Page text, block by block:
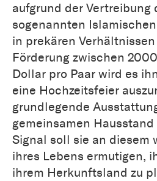
aufgrund der Vertreibung
sogenannten
in prekären
Förderung zwischen
Dollar pro Paar wird es
eine Hochzeitsfeier
grundlegende
gemeinsamen
Signal soll sie an diesem
ihres Lebens ermutigen,
ihrem Herkunftsland zu